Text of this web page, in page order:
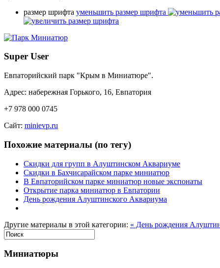
размер шрифта уменьшить размер шрифта
Super User
Евпаторийский парк "Крым в Миниатюре".
Адрес: набережная Горького, 16, Евпатория
+7 978 000 0745
Сайт: minievp.ru
Похожие материалы (по тегу)
Скидки для групп в Алуштинском Аквариуме
Скидки в Бахчисарайском парке миниатюр
В Евпаторийском парке миниатюр новые экспонаты
Открытие парка миниатюр в Евпатории
День рождения Алуштинского Аквариума
Другие материалы в этой категории: « День рождения
Миниатюры